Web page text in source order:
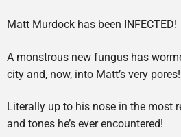
Matt Murdock has been INFECTED!
A monstrous new fungus has
city and, now, into Matt’s very pores!
Literally up to his nose in the most
and tones he’s ever encountered!